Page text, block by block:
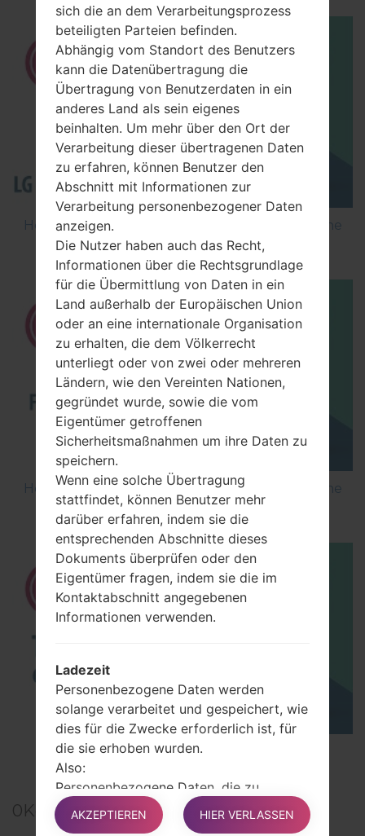
How to Flash Stock Firmware on LG Smartphone
using LG Flash Tool 2014?
How to Flash Stock Firmware on LG Smartphone
using LG UP?
TOP 5 SECRET CODES for LG!
0Kommentare
sich die an dem Verarbeitungsprozess
beteiligten Parteien befinden.
Abhängig vom Standort des Benutzers
kann die Datenübertragung die
Übertragung von Benutzerdaten in ein
anderes Land als sein eigenes
beinhalten. Um mehr über den Ort der
Verarbeitung dieser übertragenen Daten
zu erfahren, können Benutzer den
Abschnitt mit Informationen zur
Verarbeitung personenbezogener Daten
anzeigen.
Die Nutzer haben auch das Recht,
Informationen über die Rechtsgrundlage
für die Übermittlung von Daten in ein
Land außerhalb der Europäischen Union
oder an eine internationale Organisation
zu erhalten, die dem Völkerrecht
unterliegt oder von zwei oder mehreren
Ländern, wie den Vereinten Nationen,
gegründet wurde, sowie die vom
Eigentümer getroffenen
Sicherheitsmaßnahmen um ihre Daten zu
speichern.
Wenn eine solche Übertragung
stattfindet, können Benutzer mehr
darüber erfahren, indem sie die
entsprechenden Abschnitte dieses
Dokuments überprüfen oder den
Eigentümer fragen, indem sie die im
Kontaktabschnitt angegebenen
Informationen verwenden.
Ladezeit
Personenbezogene Daten werden
solange verarbeitet und gespeichert, wie
dies für die Zwecke erforderlich ist, für
die sie erhoben wurden.
Also:
Personenbezogene Daten, die zu
Zwecken der Vertragsabwicklung
zwischen dem Eigentümer und dem
AKZEPTIEREN HIER VERLASSEN